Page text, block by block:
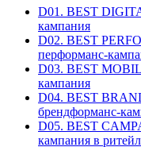
D01. BEST
кампания
D02. BEST
перформанс-
D03. BEST
кампания
D04. BEST
брендформанс-
D05. BEST
кампания в